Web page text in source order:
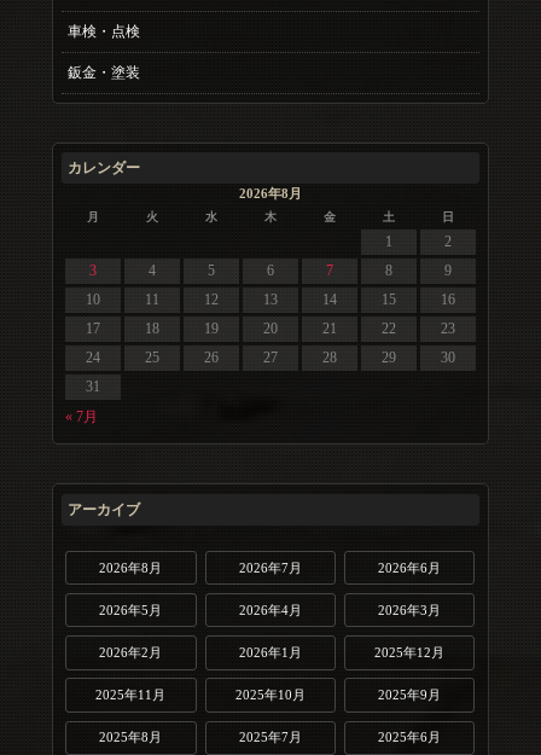
車検・点検
鈑金・塗装
カレンダー
2026年8月
月 火 水 木 金 土 日
« 7月
1
2
3
4 5 6 7 8
9
10
11 12 13 14 15
16
17
18 19 20 21 22
23
24
25 26 27 28 29
30
31
アーカイブ
2026年8月 2026年7月 2026年6月
2026年5月 2026年4月 2026年3月
2026年2月 2026年1月 2025年12月
2025年11月 2025年10月 2025年9月
2025年8月 2025年7月 2025年6月